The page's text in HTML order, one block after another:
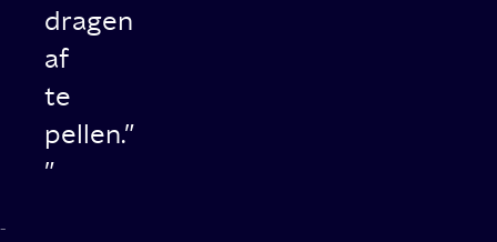
dragen
af
te
pellen.”
-